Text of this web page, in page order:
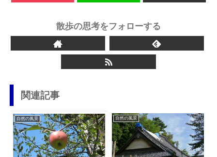
散歩の思考をフォローする
関連記事
自然の風景 自然の風景